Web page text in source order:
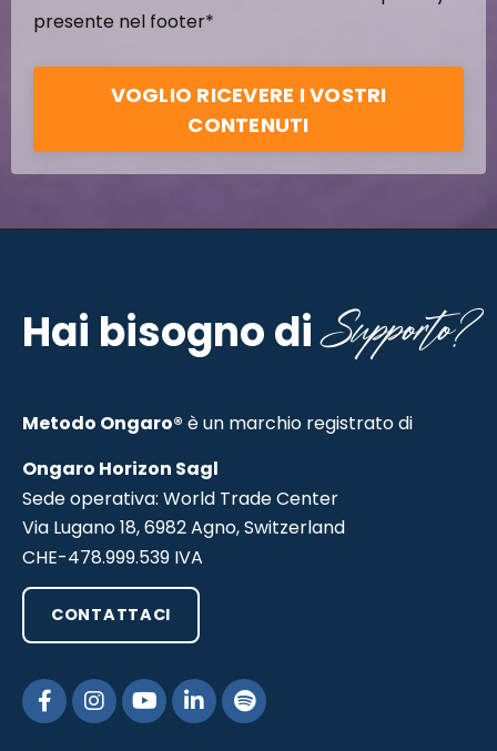
presente nel footer*
VOGLIO RICEVERE I VOSTRI
CONTENUTI
Hai bisogno diSupporto?
Metodo Ongaro® è un marchio registrato di
Ongaro Horizon Sagl
Sede operativa: World Trade Center
Via Lugano 18, 6982 Agno, Switzerland
CHE-478.999.539 IVA
CONTATTACI